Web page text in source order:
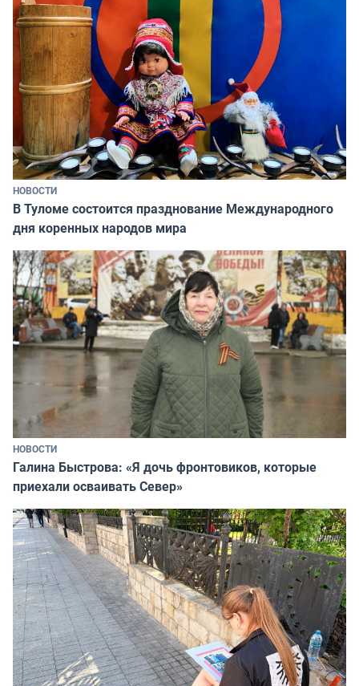
НОВОСТИ
В Туломе состоится празднование Международного
дня коренных народов мира
НОВОСТИ
Галина Быстрова: «Я дочь фронтовиков, которые
приехали осваивать Север»